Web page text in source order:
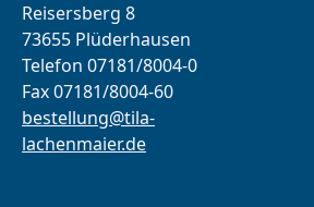
Reisersberg 8
73655 Plüderhausen
Telefon 07181/8004-0
Fax 07181/8004-60
bestellung@tila-
lachenmaier.de